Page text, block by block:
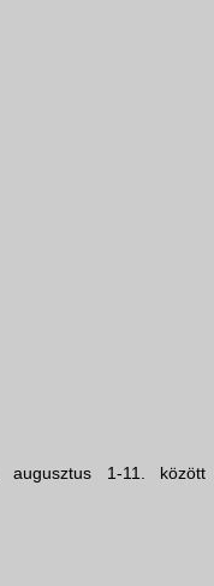
augusztus 1-11. között